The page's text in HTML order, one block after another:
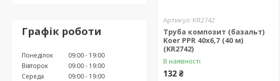
Графік роботи
Понеділок 09:00
19:00
Вівторок
09:00
19:00
Середа
09:00
19:00
KR2742
Труба композит (базальт)
Koer PPR 40x6,7 (40 м)
(KR2742)
В наявності
132 ₴